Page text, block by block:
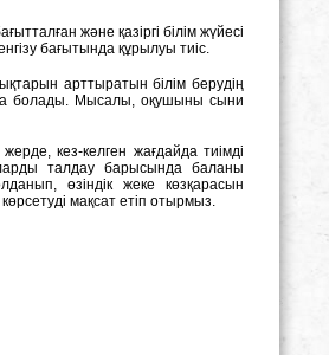
және қазіргі білім жүйесі
бағытында құрылуы тиіс.
арттыратын білім берудің
болады. Мысалы, оқушыны сыни
кез-келген жағдайда тиімді
талдау барысында баланы
өзіндік жеке көзқарасын
мақсат етіп отырмыз.